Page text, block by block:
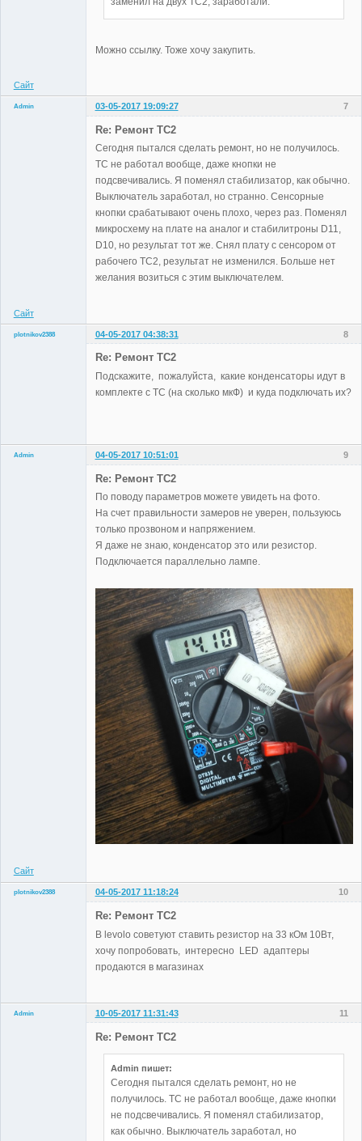
Можно ссылку. Тоже хочу закупить.
Сайт
7
Admin 03-05-2017 19:09:27
Re: Ремонт TC2
Сегодня пытался сделать ремонт, но не получилось.
TC не работал вообще, даже кнопки не
подсвечивались. Я поменял стабилизатор, как обычно.
Выключатель заработал, но странно. Сенсорные
кнопки срабатывают очень плохо, через раз. Поменял
микросхему на плате на аналог и стабилитроны D11,
D10, но результат тот же. Снял плату с сенсором от
рабочего TC2, результат не изменился. Больше нет
желания возиться с этим выключателем.
Сайт
8
plotnikov2388
04-05-2017 04:38:31
Re: Ремонт TC2
Подскажите, пожалуйста, какие конденсаторы идут в
комплекте с TC (на сколько мкФ) и куда подключать их?
9
Admin 04-05-2017 10:51:01
Re: Ремонт TC2
По поводу параметров можете увидеть на фото.
На счет правильности замеров не уверен, пользуюсь
только прозвоном и напряжением.
Я даже не знаю, конденсатор это или резистор.
Подключается параллельно лампе.
Сайт
10
plotnikov2388
04-05-2017 11:18:24
Re: Ремонт TC2
В levolo советуют ставить резистор на 33 кОм 10Вт,
хочу попробовать, интересно LED адаптеры
продаются в магазинах
11
Admin 10-05-2017 11:31:43
Re: Ремонт TC2
Admin пишет:
Сегодня пытался сделать ремонт, но не
получилось. TC не работал вообще, даже кнопки
не подсвечивались. Я поменял стабилизатор,
как обычно. Выключатель заработал, но